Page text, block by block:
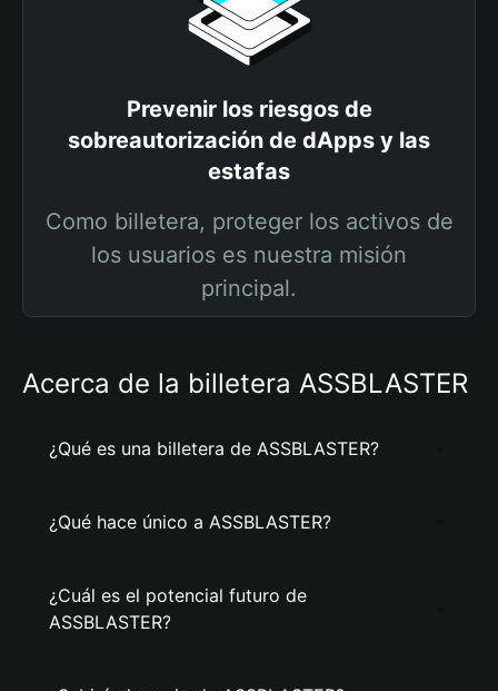
Prevenir los riesgos de
sobreautorización de dApps y las
estafas
Como billetera, proteger los activos de
los usuarios es nuestra misión
principal.
Acerca de la billetera ASSBLASTER
¿Qué es una billetera de ASSBLASTER?
¿Qué hace único a ASSBLASTER?
¿Cuál es el potencial futuro de
ASSBLASTER?